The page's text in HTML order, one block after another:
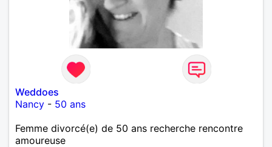
Weddoes
Nancy - 50 ans
Femme divorcé(e) de 50 ans recherche rencontre
amoureuse